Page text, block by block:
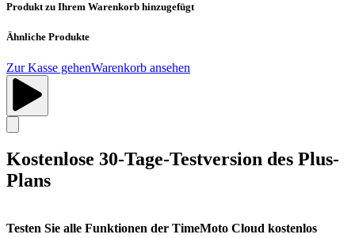
Produkt zu Ihrem Warenkorb hinzugefügt
Ähnliche Produkte
Zur Kasse gehenWarenkorb ansehen
Kostenlose 30-Tage-Testversion des Plus-
Plans
Testen Sie alle Funktionen der TimeMoto Cloud kostenlos